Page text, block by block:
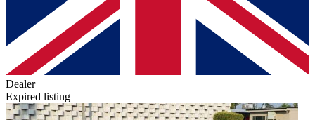
Dealer
Expired listing